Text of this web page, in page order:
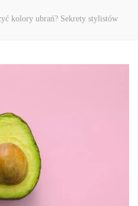
kolory ubrań? Sekrety stylistów